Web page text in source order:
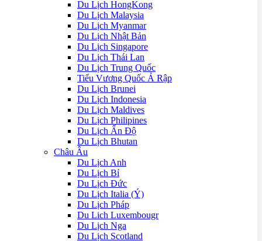
Du Lịch HongKong
Du Lịch Malaysia
Du Lịch Myanmar
Du Lịch Nhật Bản
Du Lịch Singapore
Du Lịch Thái Lan
Du Lịch Trung Quốc
Tiểu Vương Quốc Ả Rập
Du Lịch Brunei
Du Lịch Indonesia
Du Lịch Maldives
Du Lịch Philipines
Du Lịch Ấn Độ
Du Lịch Bhutan
Châu Âu
Du Lịch Anh
Du Lịch Bỉ
Du Lịch Đức
Du Lịch Italia (Ý)
Du Lịch Pháp
Du Lich Luxembougr
Du Lịch Nga
Du Lịch Scotland